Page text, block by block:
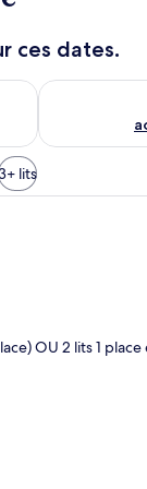
s
ces dates.
août 6 - août 7
Vérifier la
lits
d’hôtel avec
OU 2 lits 1 place